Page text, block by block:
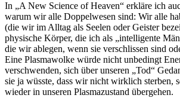
In „A New Science of Heaven“ erkläre ich
warum wir alle Doppelwesen sind: Wir alle
(die wir im Alltag als Seelen oder Geister
physische Körper, die ich als „intelligente
die wir ablegen, wenn sie verschlissen sind
Eine Plasmawolke würde nicht unbedingt
verschwenden, sich über unseren „Tod“
sie ja wüsste, dass wir nicht wirklich sterben,
wieder in unseren Plasmazustand übergehen.